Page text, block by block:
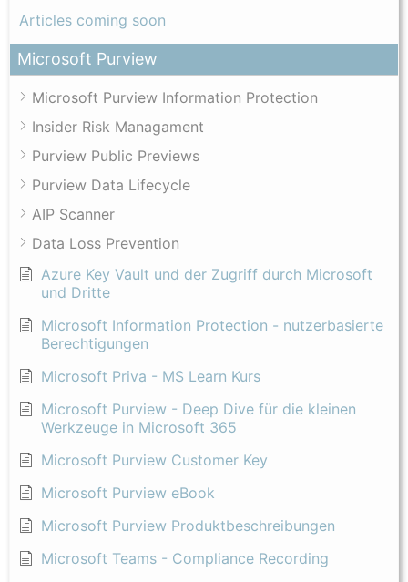
Articles coming soon
Microsoft Purview
Microsoft Purview Information Protection
Insider Risk Managament
Purview Public Previews
Purview Data Lifecycle
AIP Scanner
Data Loss Prevention
Azure Key Vault und der Zugriff durch Microsoft
und Dritte
Microsoft Information Protection - nutzerbasierte
Berechtigungen
Microsoft Priva - MS Learn Kurs
Microsoft Purview - Deep Dive für die kleinen
Werkzeuge in Microsoft 365
Microsoft Purview Customer Key
Microsoft Purview eBook
Microsoft Purview Produktbeschreibungen
Microsoft Teams - Compliance Recording